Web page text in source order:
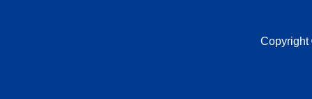
Copyright